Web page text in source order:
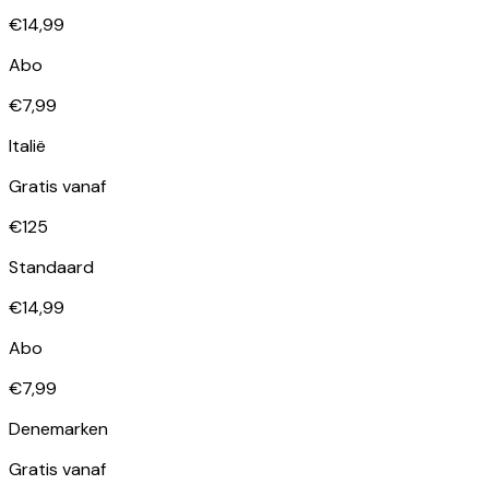
€14,99
Abo
€7,99
Italië
Gratis vanaf
€125
Standaard
€14,99
Abo
€7,99
Denemarken
Gratis vanaf